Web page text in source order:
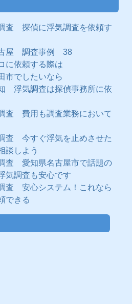
査 探偵に浮気調査を依頼す
屋 調査事例 38
に依頼する際は
市でしたいなら
浮気調査は探偵事務所に依
査 費用も調査業務において
査 今すぐ浮気を止めさせた
談しよう
査 愛知県名古屋市で話題の
気調査も安心です
査 安心システム！これなら
できる